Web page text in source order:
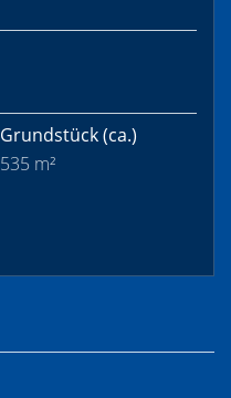
Grundstück(ca.)
535 m²